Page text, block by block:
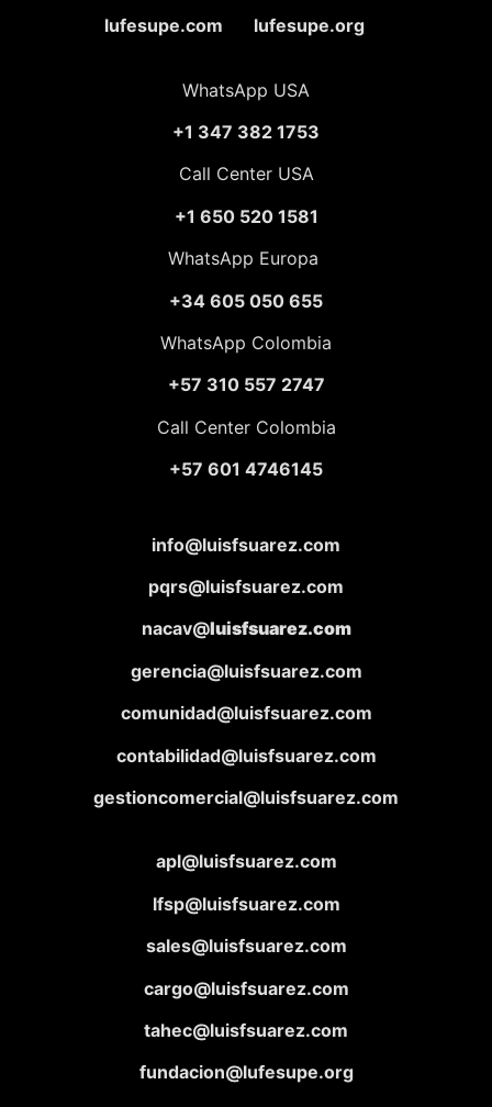
lufesupe.com lufesupe.org
WhatsApp USA
+1 347 382 1753
Call Center USA
+1 650 520 1581
WhatsApp Europa
+34 605 050 655
WhatsApp Colombia
+57 310 557 2747
Call Center Colombia
+57 601 4746145
info@luisfsuarez.com
pqrs@luisfsuarez.com
nacav@luisfsuarez.com
gerencia@luisfsuarez.com
comunidad@luisfsuarez.com
contabilidad@luisfsuarez.com
gestioncomercial@luisfsuarez.com
apl@luisfsuarez.com
lfsp@luisfsuarez.com
sales@luisfsuarez.com
cargo@luisfsuarez.com
tahec@luisfsuarez.com
fundacion@lufesupe.org